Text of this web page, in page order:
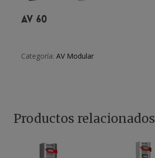
AV 60
Categoría: AV Modular
Productos relacionados